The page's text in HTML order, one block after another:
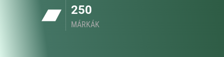
250
MÁRKÁK